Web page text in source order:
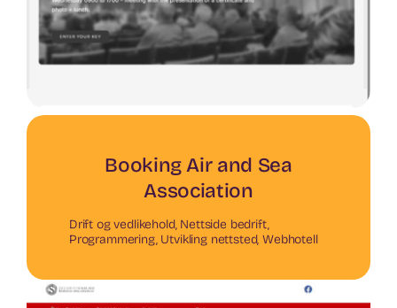
Booking Air and Sea
Association
Drift og vedlikehold, Nettside bedrift,
Programmering, Utvikling nettsted,Webhotell